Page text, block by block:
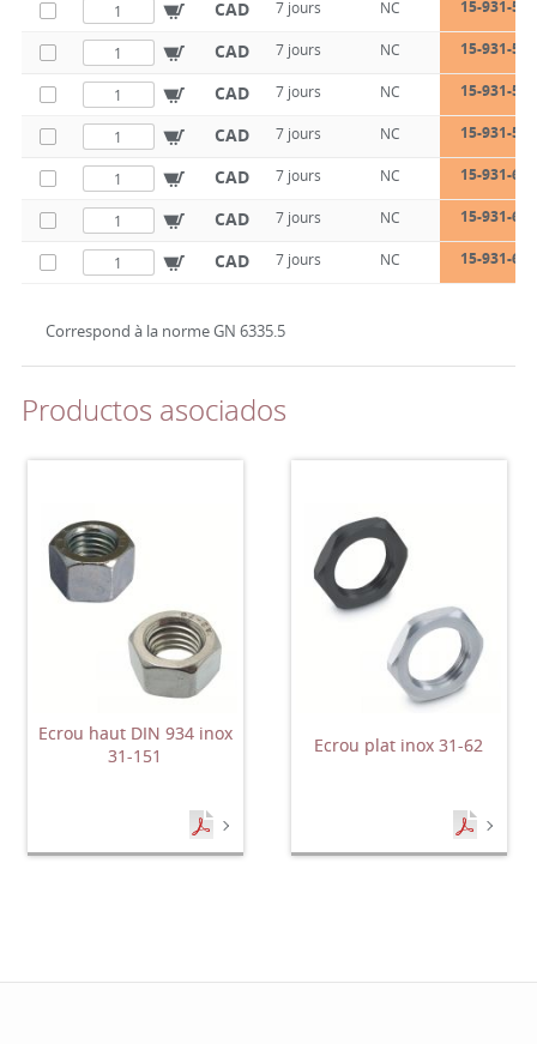
CAD 7 jours NC 15-931-
CAD 7 jours NC 15-931-
CAD 7 jours NC 15-931-
CAD 7 jours NC 15-931-
CAD 7 jours NC 15-931-
CAD 7 jours NC 15-931-
CAD 7 jours NC 15-931-
Correspond à la norme GN 6335.5
Productos asociados
Ecrou haut DIN 934 inox
31-151
Ecrou plat inox 31-62